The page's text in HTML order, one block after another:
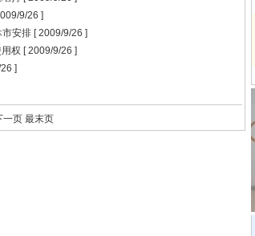
9/26 ]
市安排 [ 2009/9/26 ]
权 [ 2009/9/26 ]
]
一页 最末页